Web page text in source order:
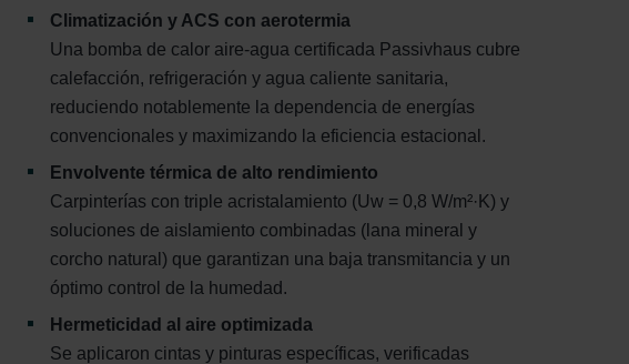
Climatización y ACS con aerotermia
Una bomba de calor aire-agua certificada Passivhaus cubre
calefacción, refrigeración y agua caliente sanitaria,
reduciendo notablemente la dependencia de energías
convencionales y maximizando la eficiencia estacional.
Envolvente térmica de alto rendimiento
Carpinterías con triple acristalamiento (Uw = 0,8 W/m²·K) y
soluciones de aislamiento combinadas (lana mineral y
corcho natural) que garantizan una baja transmitancia y un
óptimo control de la humedad.
Hermeticidad al aire optimizada
Se aplicaron cintas y pinturas específicas, verificadas